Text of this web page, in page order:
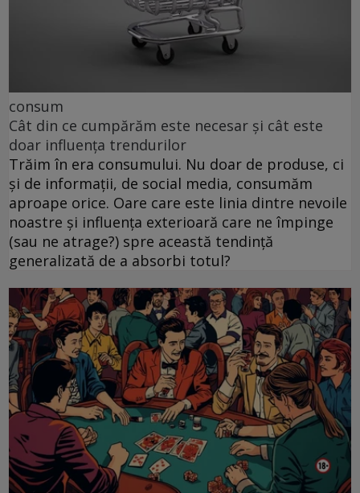
consum
Cât din ce cumpărăm este necesar și cât este
doar influența trendurilor
Trăim în era consumului. Nu doar de produse, ci
și de informații, de social media, consumăm
aproape orice. Oare care este linia dintre nevoile
noastre și influența exterioară care ne împinge
(sau ne atrage?) spre această tendință
generalizată de a absorbi totul?